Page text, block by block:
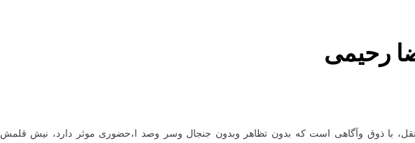
رحیمی
با ذوق وآگاهی است که بدون تظاهر وبدون جنجال وسر وصد ا،حضوری موثر دارد، نیش قلمش